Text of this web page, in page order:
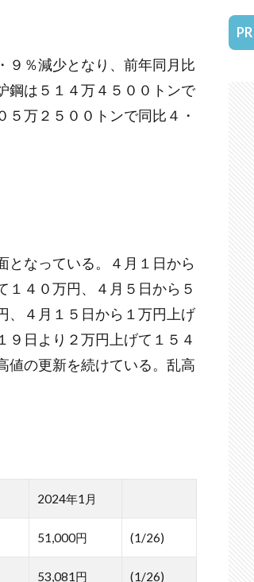
９％減少となり、前年同月比
鋼は５１４万４５００トンで
万２５００トンで同比４・
となっている。４月１日から
１４０万円、４月５日から５
、４月１５日から１万円上げ
９日より２万円上げて１５４
値の更新を続けている。乱高
2024年1月
51,000円 (1/26)
53,081円 (1/26)
PR